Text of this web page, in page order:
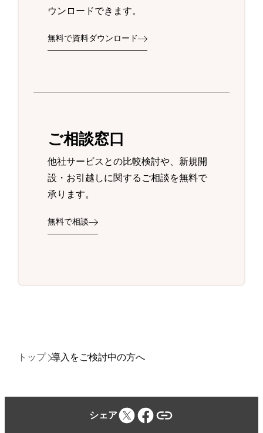
ウンロードできます。
無料で資料ダウンロード
ご相談窓口
他社サービスとの比較検討や、新規開
設・お引越しに関するご相談を無料で
承ります。
無料で相談
トップ 導入をご検討中の方へ
シェア